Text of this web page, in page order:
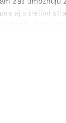
aj s tretími